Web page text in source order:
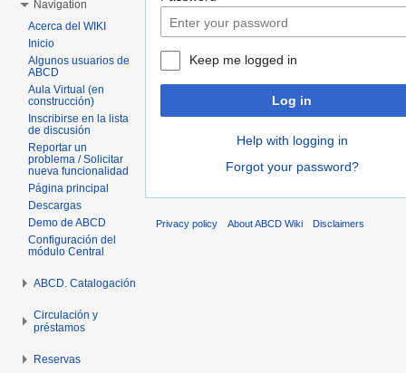
Keep me logged in
Log in
Help with logging in
Forgot your password?
Navigation
Acerca del WIKI
Inicio
Algunos usuarios de
ABCD
Aula Virtual (en
construcción)
Inscribirse en la lista
de discusión
Reportar un
problema / Solicitar
nueva funcionalidad
Página principal
Descargas
Demo de ABCD
Configuración del
módulo Central
ABCD. Catalogación
Circulación y
préstamos
Reservas
Privacy policy About ABCD Wiki Disclaimers